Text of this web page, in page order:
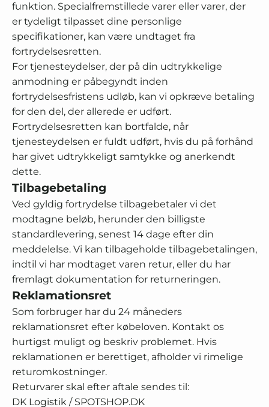
funktion. Specialfremstillede varer eller varer, der
er tydeligt tilpasset dine personlige
specifikationer, kan være undtaget fra
fortrydelsesretten.
For tjenesteydelser, der på din udtrykkelige
anmodning er påbegyndt inden
fortrydelsesfristens udløb, kan vi opkræve betaling
for den del, der allerede er udført.
Fortrydelsesretten kan bortfalde, når
tjenesteydelsen er fuldt udført, hvis du på forhånd
har givet udtrykkeligt samtykke og anerkendt
dette.
Tilbagebetaling
Ved gyldig fortrydelse tilbagebetaler vi det
modtagne beløb, herunder den billigste
standardlevering, senest 14 dage efter din
meddelelse. Vi kan tilbageholde tilbagebetalingen,
indtil vi har modtaget varen retur, eller du har
fremlagt dokumentation for returneringen.
Reklamationsret
Som forbruger har du 24 måneders
reklamationsret efter købeloven. Kontakt os
hurtigst muligt og beskriv problemet. Hvis
reklamationen er berettiget, afholder vi rimelige
returomkostninger.
Returvarer skal efter aftale sendes til:
DK Logistik / SPOTSHOP.DK